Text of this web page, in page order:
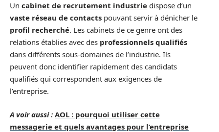
Un cabinet de recrutement industrie dispose d’un
vaste réseau de contacts pouvant servir à dénicher le
profil recherché. Les cabinets de ce genre ont des
relations établies avec des professionnels qualifiés
dans différents sous-domaines de l’industrie. Ils
peuvent donc identifier rapidement des candidats
qualifiés qui correspondent aux exigences de
l’entreprise.
A voir aussi : AOL : pourquoi utiliser cette
messagerie et quels avantages pour l’entreprise